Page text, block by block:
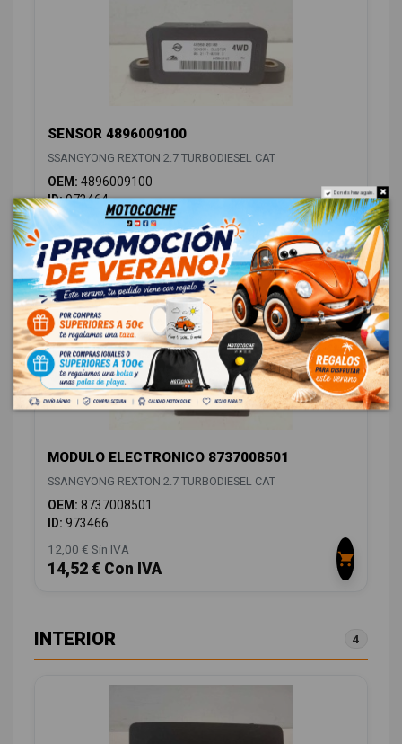
SENSOR 4896009100
SSANGYONG REXTON 2.7 TURBODIESEL CAT
OEM: 4896009100
ID:973464
18,00 € Sin IVA
21,78 € Con IVA
MODULO ELECTRONICO 8737008501
SSANGYONG REXTON 2.7 TURBODIESEL CAT
OEM: 8737008501
ID: 973466
12,00 € Sin IVA
14,52 € Con IVA
INTERIOR 4
Do not show again.